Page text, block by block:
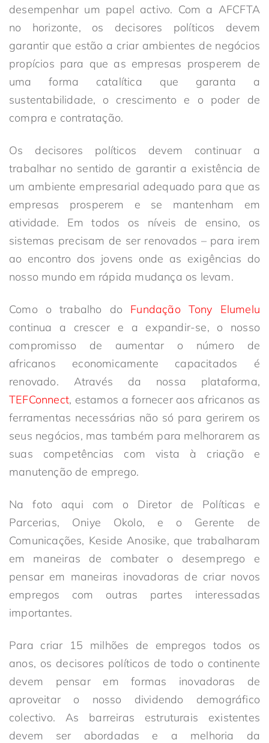
desempenhar um papel activo. Com a AFCFTA
no horizonte, os decisores políticos devem
garantir que estão a criar ambientes de negócios
propícios para que as empresas prosperem de
uma forma catalítica que garanta a
sustentabilidade, o crescimento e o poder de
compra e contratação.
Os decisores políticos devem continuar a
trabalhar no sentido de garantir a existência de
um ambiente empresarial adequado para que as
empresas prosperem e se mantenham em
atividade. Em todos os níveis de ensino, os
sistemas precisam de ser renovados – para irem
ao encontro dos jovens onde as exigências do
nosso mundo em rápida mudança os levam.
Como o trabalho do Fundação Tony Elumelu
continua a crescer e a expandir-se, o nosso
compromisso de aumentar o número de
africanos economicamente capacitados é
renovado. Através da nossa plataforma,
TEFConnect, estamos a fornecer aos africanos as
ferramentas necessárias não só para gerirem os
seus negócios, mas também para melhorarem as
suas competências com vista à criação e
manutenção de emprego.
Na foto aqui com o Diretor de Políticas e
Parcerias, Oniye Okolo, e o Gerente de
Comunicações, Keside Anosike, que trabalharam
em maneiras de combater o desemprego e
pensar em maneiras inovadoras de criar novos
empregos com outras partes interessadas
importantes.
Para criar 15 milhões de empregos todos os
anos, os decisores políticos de todo o continente
devem pensar em formas inovadoras de
aproveitar o nosso dividendo demográfico
colectivo. As barreiras estruturais existentes
devem ser abordadas e a melhoria da